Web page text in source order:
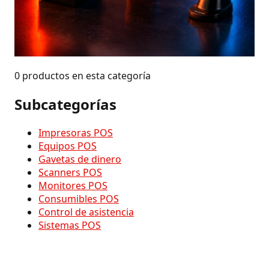
0 productos en esta categoría
Subcategorías
Impresoras POS
Equipos POS
Gavetas de dinero
Scanners POS
Monitores POS
Consumibles POS
Control de asistencia
Sistemas POS